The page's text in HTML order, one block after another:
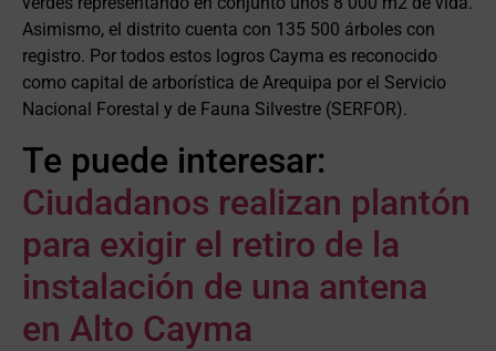
Asimismo, el distrito cuenta con 135 500 árboles con
registro. Por todos estos logros Cayma es reconocido
como capital de arborística de Arequipa por el Servicio
Nacional Forestal y de Fauna Silvestre (SERFOR).
Te puede interesar:
Ciudadanos realizan plantón
para exigir el retiro de la
instalación de una antena
en Alto Cayma